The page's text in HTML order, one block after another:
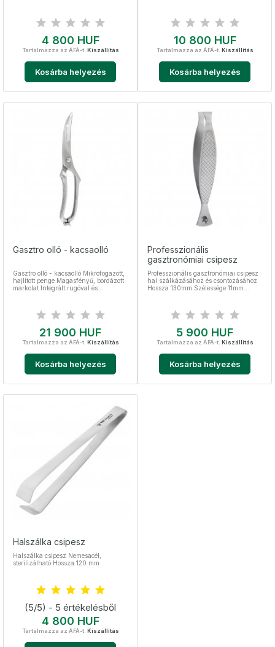
Ár
4 800 HUF
Tartalmazza az ÁFÁ-t. Kiszállítás
Kosárba helyezés
Ár
10 800 HUF
Tartalmazza az ÁFÁ-t. Kiszállítás
Kosárba helyezés
Gasztro olló - kacsaolló
Gasztro olló - kacsaolló Mikrofogazott,
hajlított penge Magasfényű, bordázott
markolat Integrált rugóval és
Ár
21 900 HUF
Tartalmazza az ÁFÁ-t. Kiszállítás
Kosárba helyezés
Professzionális
gasztronómiai csipesz
Professzionális gasztronómiai csipesz
hal szálkázásához és csontozásához
Hossza 130mm Szélessége 11mm
tisztítható
Ár
5 900 HUF
Tartalmazza az ÁFÁ-t. Kiszállítás
Kosárba helyezés
Halszálka csipesz
Halszálka csipesz Nemesacél,
sterilizálható Hossza 120 mm
(5/5) - 5 értékelésből
Ár
4 800 HUF
Tartalmazza az ÁFÁ-t. Kiszállítás